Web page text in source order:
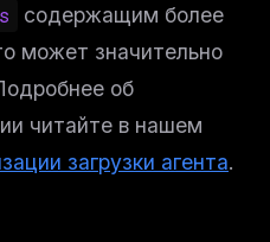
содержащим более
может значительно
об
читайте в нашем
загрузки агента.